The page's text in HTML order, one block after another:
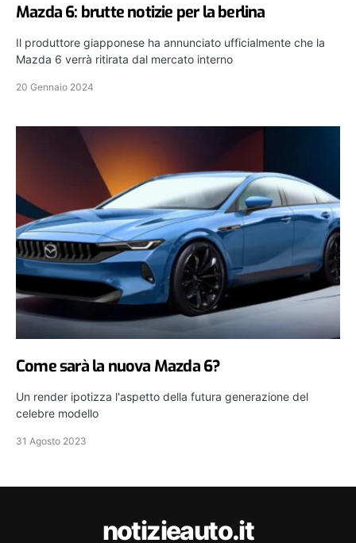
Mazda 6: brutte notizie per la berlina
Il produttore giapponese ha annunciato ufficialmente che la
Mazda 6 verrà ritirata dal mercato interno
20 Gennaio 2024
Come sarà la nuova Mazda 6?
Un render ipotizza l'aspetto della futura generazione del
celebre modello
31 Agosto 2023
notizieauto.it